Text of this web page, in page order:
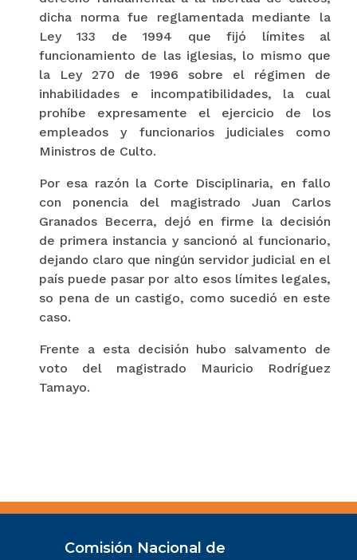
dicha norma fue reglamentada mediante la
Ley 133 de 1994 que fijó límites al
funcionamiento de las iglesias, lo mismo que
la Ley 270 de 1996 sobre el régimen de
inhabilidades e incompatibilidades, la cual
prohíbe expresamente el ejercicio de los
empleados y funcionarios judiciales como
Ministros de Culto.
Por esa razón la Corte Disciplinaria, en fallo
con ponencia del magistrado Juan Carlos
Granados Becerra, dejó en firme la decisión
de primera instancia y sancionó al funcionario,
dejando claro que ningún servidor judicial en el
país puede pasar por alto esos límites legales,
so pena de un castigo, como sucedió en este
caso.
Frente a esta decisión hubo salvamento de
voto del magistrado Mauricio Rodríguez
Tamayo.
Comisión Nacional de